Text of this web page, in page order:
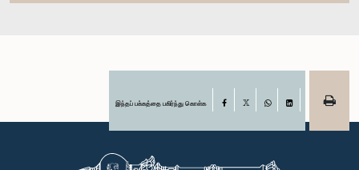
இந்தப் பக்கத்தை பகிர்ந்து கொள்க Facebook